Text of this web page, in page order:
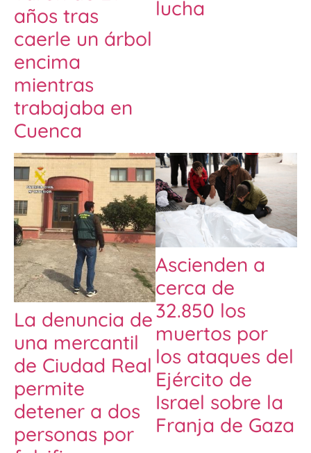
años tras
caerle un árbol
encima
mientras
trabajaba en
Cuenca
lucha
La denuncia de
una mercantil
de Ciudad Real
permite
detener a dos
personas por
Ascienden a
cerca de
32.850 los
muertos por
los ataques del
Ejército de
Israel sobre la
Franja de Gaza